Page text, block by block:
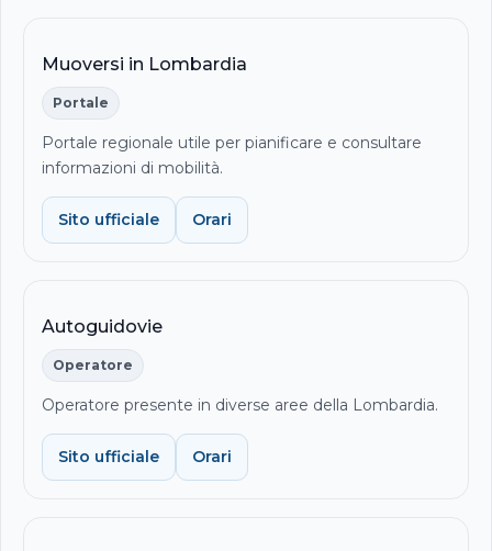
Muoversi in Lombardia
Portale
Portale regionale utile per pianificare e consultare
informazioni di mobilità.
Sito ufficiale Orari
Autoguidovie
Operatore
Operatore presente in diverse aree della Lombardia.
Sito ufficiale Orari